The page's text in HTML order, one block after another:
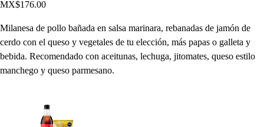
MX$176.00
Milanesa de pollo bañada en salsa marinara, rebanadas de jamón de
cerdo con el queso y vegetales de tu elección, más papas o galleta y
bebida. Recomendado con aceitunas, lechuga, jitomates, queso estilo
manchego y queso parmesano.